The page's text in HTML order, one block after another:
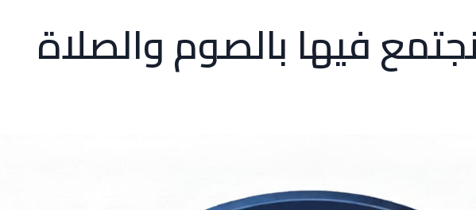
فيها بالصوم والصلاة